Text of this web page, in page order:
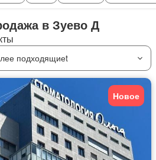
в Зуево Д
подходящиеt
Новое